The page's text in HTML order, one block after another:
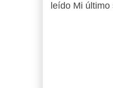
leído Mi